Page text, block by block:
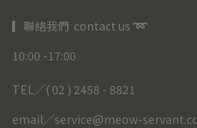
▎聯絡我們  contact us ➿
10:00 -17:00
TEL╱( 02 ) 2458 - 8821
email╱service@meow-